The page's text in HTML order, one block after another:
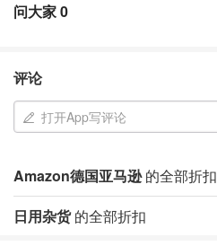
问大家0
评论
打开App写评论
Amazon德国亚马逊的全部折扣
日用杂货的全部折扣